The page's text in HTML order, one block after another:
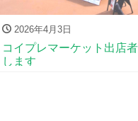
2026年4月3日
コイプレマーケット出店
します